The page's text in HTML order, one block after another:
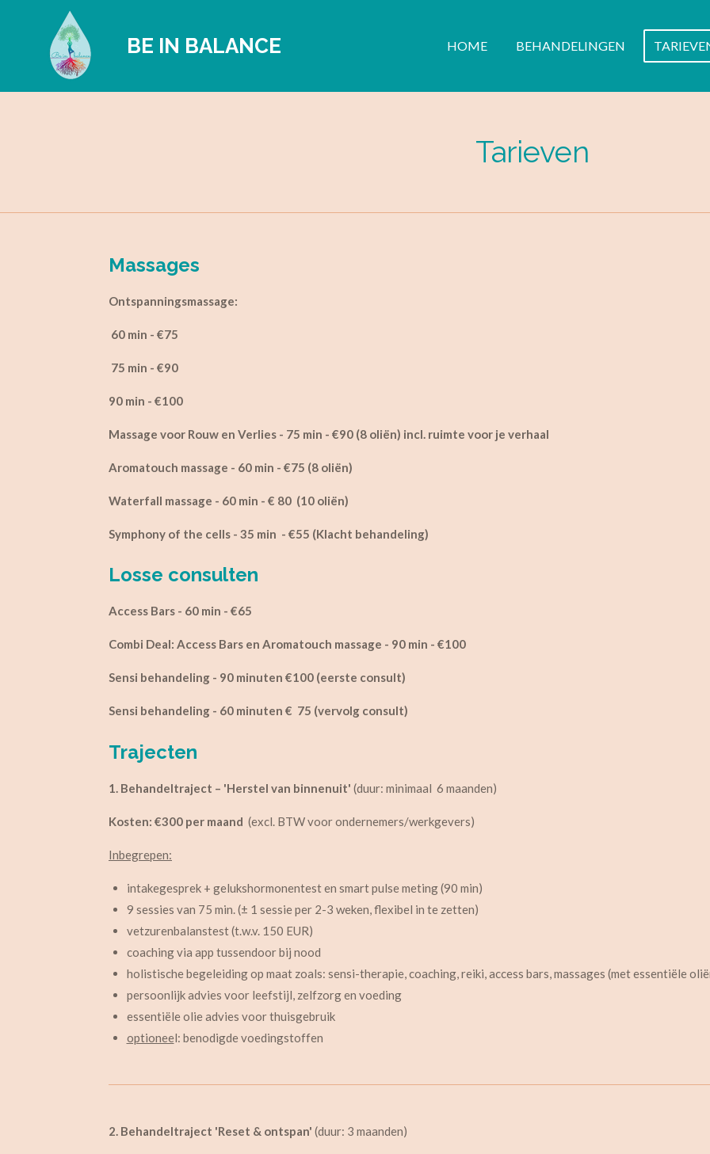
BE IN BALANCE HOME BEHANDELINGEN
Tarieven
Massages
Ontspanningsmassage:
60 min - €75
75 min - €90
90 min - €100
Massage voor Rouw en Verlies - 75 min - €90 (8 oliën) incl. ruimte voor je verhaal
Aromatouch massage - 60 min - €75 (8 oliën)
Waterfall massage - 60 min - € 80 (10 oliën)
Symphony of the cells - 35 min - €55 (Klacht behandeling)
Losse consulten
Access Bars - 60 min - €65
Combi Deal: Access Bars en Aromatouch massage - 90 min - €100
Sensi behandeling - 90 minuten €100 (eerste consult)
Sensi behandeling - 60 minuten € 75 (vervolg consult)
Trajecten
1. Behandeltraject – 'Herstel van binnenuit' (duur: minimaal 6 maanden)
Kosten: €300 per maand (excl. BTW voor ondernemers/werkgevers)
Inbegrepen:
intakegesprek + gelukshormonentest en smart pulse meting (90 min)
9 sessies van 75 min. (± 1 sessie per 2-3 weken, flexibel in te zetten)
vetzurenbalanstest (t.w.v. 150 EUR)
coaching via app tussendoor bij nood
holistische begeleiding op maat zoals: sensi-therapie, coaching, reiki, access bars, massages (met essentiële
persoonlijk advies voor leefstijl, zelfzorg en voeding
essentiële olie advies voor thuisgebruik
optioneel: benodigde voedingstoffen
2. Behandeltraject 'Reset & ontspan' (duur: 3 maanden)